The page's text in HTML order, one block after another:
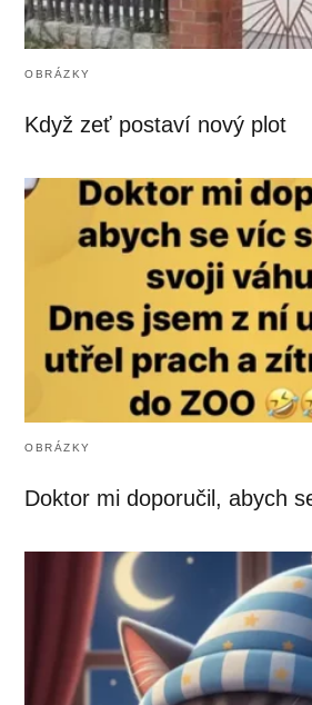
OBRÁZKY
Když zeť postaví nový plot
OBRÁZKY
Doktor mi doporučil, abych